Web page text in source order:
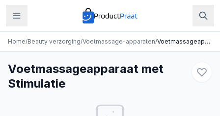
Home/Beauty verzorging/Voetmassage-apparaten/ Voetmassageapparaat met Stimulatie
Voetmassageapparaat met
Stimulatie